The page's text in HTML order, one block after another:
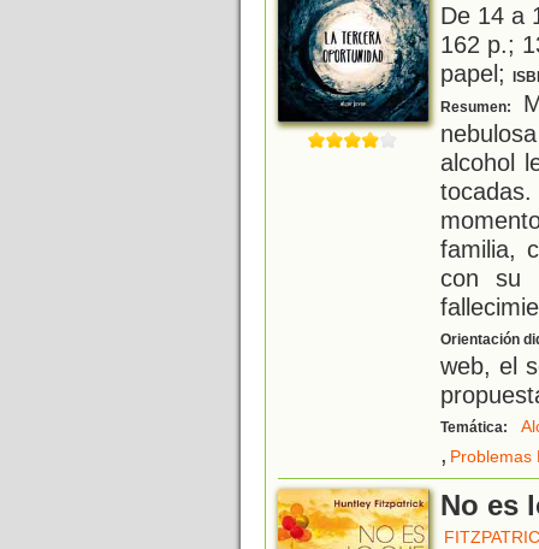
De 14 a
162 p.;
papel;
Resumen:
alcohol
familia,
con su
Orientación
web, el
Temática:
, Problemas
No es